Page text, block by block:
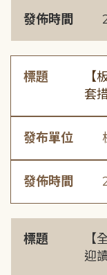
發佈時間
標題
【
套
發布單位
發佈時間
標題
【
迎